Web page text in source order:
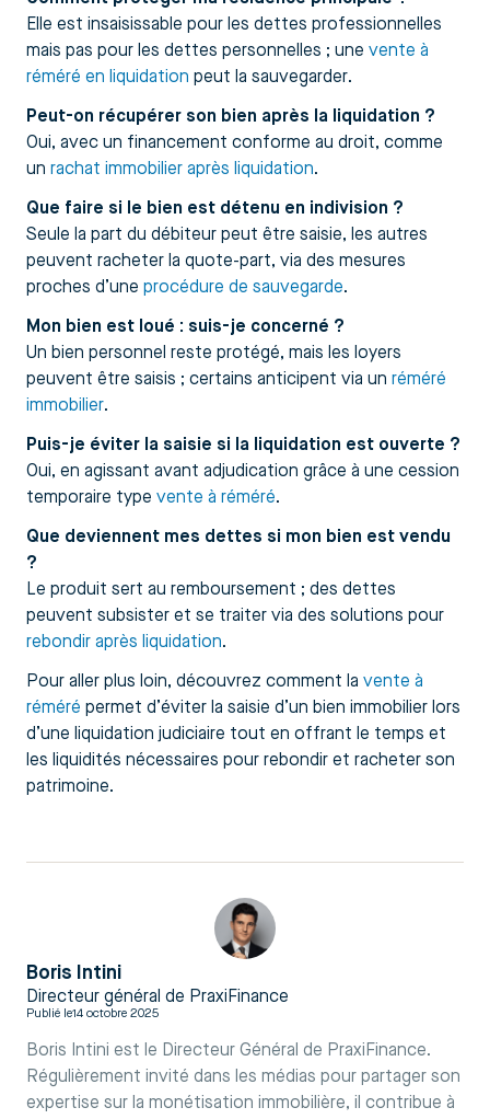
Elle est insaisissable pour les dettes professionnelles
mais pas pour les dettes personnelles ; une vente à
réméré en liquidation peut la sauvegarder.
Peut-on récupérer son bien après la liquidation ?
Oui, avec un financement conforme au droit, comme
un rachat immobilier après liquidation.
Que faire si le bien est détenu en indivision ?
Seule la part du débiteur peut être saisie, les autres
peuvent racheter la quote-part, via des mesures
proches d’une procédure de sauvegarde.
Mon bien est loué : suis-je concerné ?
Un bien personnel reste protégé, mais les loyers
peuvent être saisis ; certains anticipent via un réméré
immobilier.
Puis-je éviter la saisie si la liquidation est ouverte ?
Oui, en agissant avant adjudication grâce à une cession
temporaire type vente à réméré.
Que deviennent mes dettes si mon bien est vendu
?
Le produit sert au remboursement ; des dettes
peuvent subsister et se traiter via des solutions pour
rebondir après liquidation.
Pour aller plus loin, découvrez comment la vente à
réméré permet d’éviter la saisie d’un bien immobilier lors
d’une liquidation judiciaire tout en offrant le temps et
les liquidités nécessaires pour rebondir et racheter son
patrimoine.
Boris Intini
Directeur général de PraxiFinance
Publié le14 octobre 2025
Boris Intini est le Directeur Général de PraxiFinance.
Régulièrement invité dans les médias pour partager son
expertise sur la monétisation immobilière, il contribue à